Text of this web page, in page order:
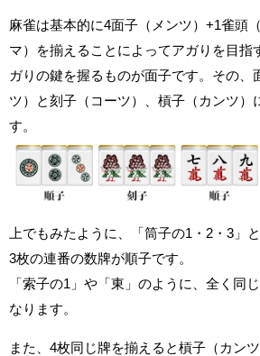
麻雀は基本的に4面子（メンツ）+1雀頭
マ）を揃えることによってアガりを目指
ガりの鍵を握るものが面子です。その、
ツ）と刻子（コーツ）、槓子（カンツ）
す。
上でもみたように、「筒子の1・2・3」
3枚の連番の数牌が順子です。
「索子の1」や「東」のように、全く同
なります。
また、4枚同じ牌を揃えると槓子（カンツ